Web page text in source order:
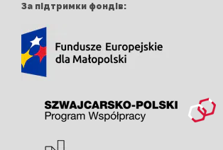
За підтримки фондів: